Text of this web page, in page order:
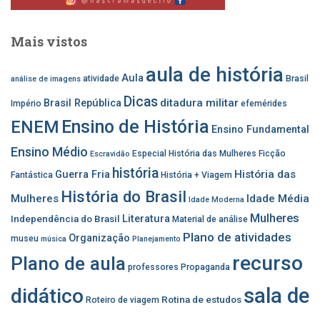
Mais vistos
análise de imagens atividade Aula aula de história Brasil
Império Brasil República Dicas ditadura militar efemérides
ENEM Ensino de História Ensino Fundamental
Ensino Médio Escravidão Especial História das Mulheres Ficção
Fantástica Guerra Fria história História + Viagem História das
Mulheres História do Brasil Idade Moderna Idade Média
Independência do Brasil Literatura Material de análise Mulheres
museu música Organização Planejamento Plano de atividades
Plano de aula professores Propaganda recurso
didático Roteiro de viagem Rotina de estudos sala de